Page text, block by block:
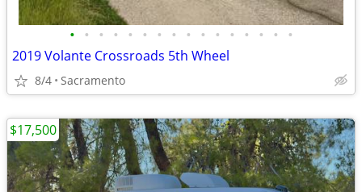
• • • • • • • • • • • • • • • •
2019 Volante Crossroads 5th Wheel
8/4 Sacramento
$17,500